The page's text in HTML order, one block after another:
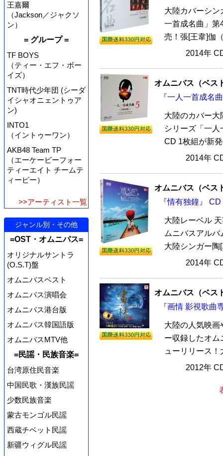
王嘉爾
（Jackson／ジャクソ
ン）
= グループ =
TF BOYS
（ティー・エフ・ボー
イズ）
TNT時代少年団 (シーダ
イシャオニェントゥア
ン)
INTO1
（イントゥーワン）
AKB48 Team TP
（エーケービーフォー
ティーエイト チームテ
ィーピー）
>>アーティスト一覧
ジャンル別・その他
=OST・オムニバス=
オリジナルサントラ
(O.S.T)盤
オムニバスベスト
オムニバス演唱会
オムニバス港台版
オムニバス韓国語版
オムニバスMTV他
=民謡・民族音楽=
台湾原住民音楽
中国民歌・漢族民謡
少数民族音楽
蒙古モンゴル民謡
西蔵チベット民謡
新疆ウィグル民謡
大陸カバーシン
一首成名曲」第
売！張[王韋]伽
2014年
オムニバス（ベス
『一人一首成名
大陸のカバー大
シリーズ「一
CD 1枚組が新
2014年
オムニバス（ベス
『情有独鐘』
大陸レーベル
ムニバスアル
大陸シンガー陶
2014年
オムニバス（ベス
『画情 影視歌曲
大陸の人気映画
ー収録したオム
ューリリース
2012年